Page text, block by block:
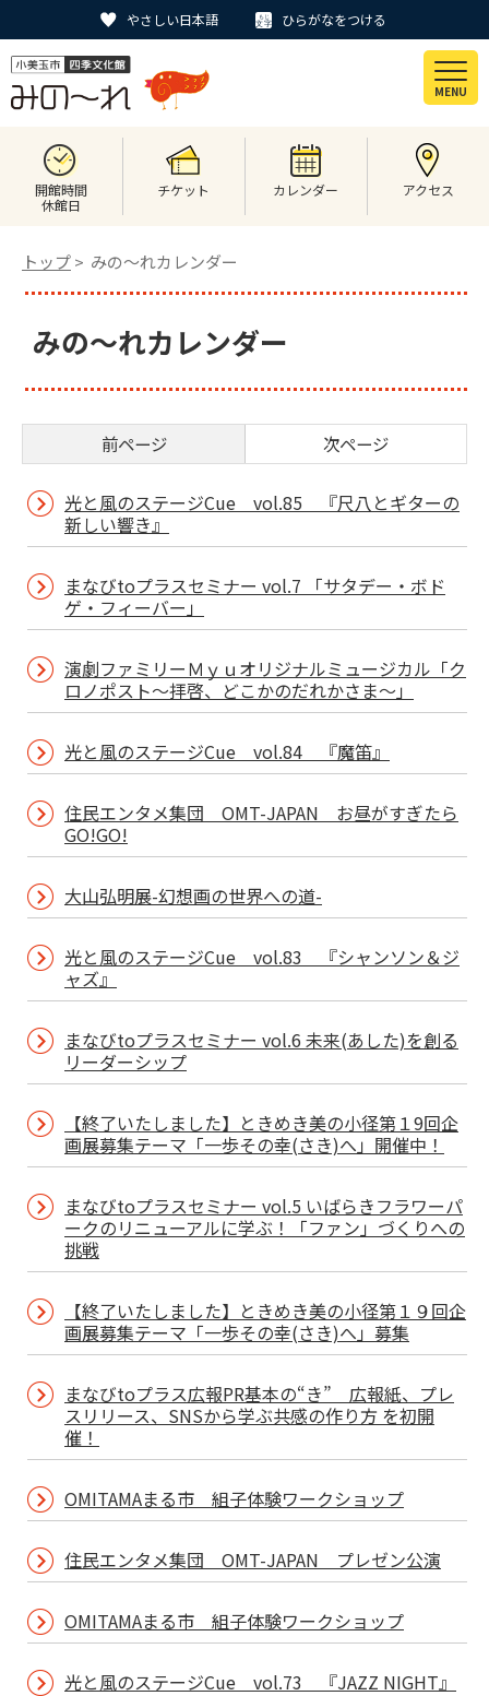
やさしい日本語 ひらがなをつける
MENU
開館時間
休館日
チケット カレンダー アクセス
トップ> みの〜れカレンダー
みの〜れカレンダー
前ページ 次ページ
光と風のステージCue vol.85 『尺八とギターの
新しい響き』
まなびtoプラスセミナー vol.7 「サタデー・ボド
ゲ・フィーバー」
演劇ファミリーＭｙｕオリジナルミュージカル「ク
ロノポスト～拝啓、どこかのだれかさま～」
光と風のステージCue vol.84 『魔笛』
住民エンタメ集団 OMT-JAPAN お昼がすぎたら
GO!GO!
大山弘明展-幻想画の世界への道-
光と風のステージCue vol.83 『シャンソン＆ジ
ャズ』
まなびtoプラスセミナー vol.6 未来(あした)を創る
リーダーシップ
【終了いたしました】ときめき美の小径第１9回企
画展募集テーマ「一歩その幸(さき)へ」開催中！
まなびtoプラスセミナー vol.5 いばらきフラワーパ
ークのリニューアルに学ぶ！「ファン」づくりへの
挑戦
【終了いたしました】ときめき美の小径第１９回企
画展募集テーマ「一歩その幸(さき)へ」募集
まなびtoプラス広報PR基本の“き” 広報紙、プレ
スリリース、SNSから学ぶ共感の作り方 を初開
催！
OMITAMAまる市 組子体験ワークショップ
住民エンタメ集団 OMT-JAPAN プレゼン公演
OMITAMAまる市 組子体験ワークショップ
光と風のステージCue vol.73 『JAZZ NIGHT』